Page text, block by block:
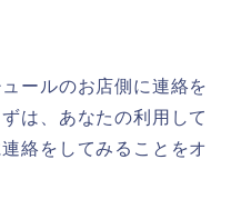
ールのお店側に連絡を
は、あなたの利用して
絡をしてみることをオ